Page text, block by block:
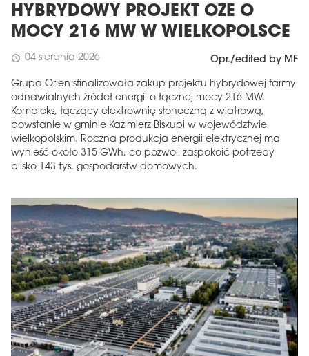
HYBRYDOWY PROJEKT OZE O
MOCY 216 MW W WIELKOPOLSCE
schedule 04 sierpnia 2026 Opr./edited by MF
Grupa Orlen sfinalizowała zakup projektu hybrydowej farmy
odnawialnych źródeł energii o łącznej mocy 216 MW.
Kompleks, łączący elektrownię słoneczną z wiatrową,
powstanie w gminie Kazimierz Biskupi w województwie
wielkopolskim. Roczna produkcja energii elektrycznej ma
wynieść około 315 GWh, co pozwoli zaspokoić potrzeby
blisko 143 tys. gospodarstw domowych.